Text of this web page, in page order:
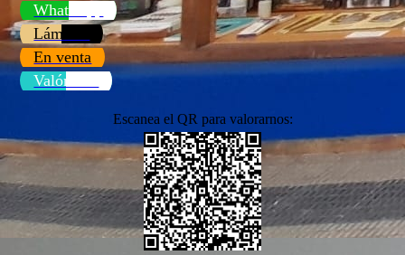
WhatsApp
Láminas
En venta
Valóranos
Escanea el QR para valorarnos: